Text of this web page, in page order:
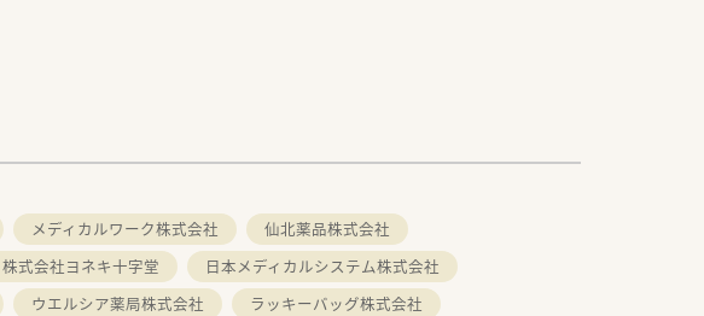
メディカルワーク株式会社
仙北薬品株式会社
株式会社ヨネキ十字堂
日本メディカルシステム株式会社
ウエルシア薬局株式会社
ラッキーバッグ株式会社